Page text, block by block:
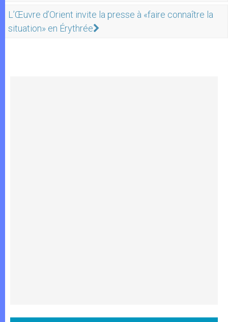
L’Œuvre d’Orient invite la presse à «faire connaître la
situation» en Érythrée